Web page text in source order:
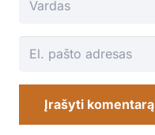
Įrašyti komentarą